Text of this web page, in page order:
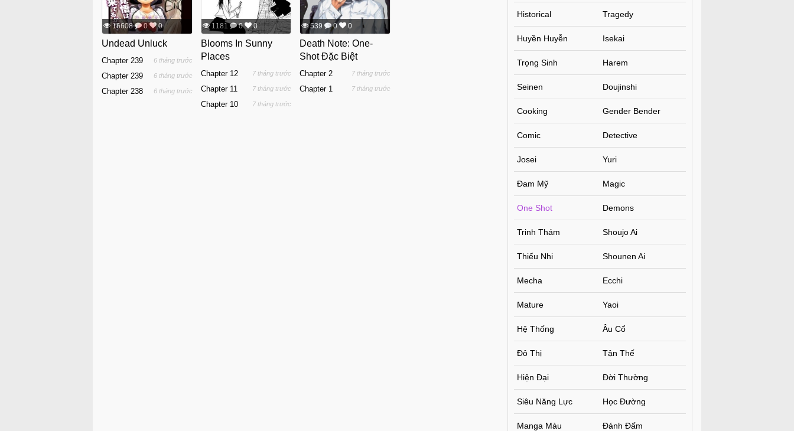
16608 0 0
Undead Unluck
Chapter 239 6 tháng trước
Chapter 239 6 tháng trước
Chapter 238 6 tháng trước
1181 0 0
Blooms In Sunny
Places
Chapter 12 7 tháng trước
Chapter 11 7 tháng trước
Chapter 10 7 tháng trước
539 0 0
Death Note: One-
Shot Đặc Biệt
Chapter 2 7 tháng trước
Chapter 1 7 tháng trước
Historical Tragedy
Huyền Huyễn Isekai
Trọng Sinh Harem
Seinen Doujinshi
Cooking Gender Bender
Comic Detective
Josei Yuri
Đam Mỹ Magic
One Shot Demons
Trinh Thám Shoujo Ai
Thiếu Nhi Shounen Ai
Mecha Ecchi
Mature Yaoi
Hệ Thống Âu Cổ
Đô Thị Tận Thế
Hiện Đại Đời Thường
Siêu Năng Lực Học Đường
Manga Màu Đánh Đấm